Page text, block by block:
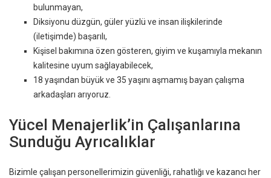
bulunmayan,
Diksiyonu düzgün, güler yüzlü ve insan ilişkilerinde
(iletişimde) başarılı,
Kişisel bakımına özen gösteren, giyim ve kuşamıyla mekanın
kalitesine uyum sağlayabilecek,
18 yaşından büyük ve 35 yaşını aşmamış bayan çalışma
arkadaşları arıyoruz.
Yücel Menajerlik’in Çalışanlarına
Sunduğu Ayrıcalıklar
Bizimle çalışan personellerimizin güvenliği, rahatlığı ve kazancı her